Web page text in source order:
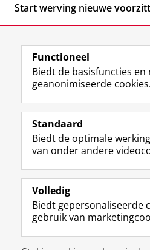
Start werving nieuwe
Volg de RUG
e
a
g
i
Studiekiezers
Alumni
Over ons
Disclaimer & Copyright
Functioneel
Biedt de basisfuncties en
geanonimiseerde cookies.
Standaard
Biedt de optimale
van onder andere
Volledig
Biedt gepersonaliseerde
gebruik van